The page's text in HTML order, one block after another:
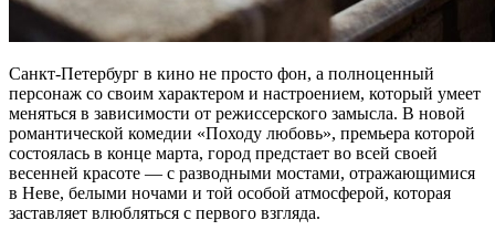
Санкт-Петербург в кино не просто фон, а полноценный
персонаж со своим характером и настроением, который умеет
меняться в зависимости от режиссерского замысла. В новой
романтической комедии «Походу любовь», премьера которой
состоялась в конце марта, город предстает во всей своей
весенней красоте — с разводными мостами, отражающимися
в Неве, белыми ночами и той особой атмосферой, которая
заставляет влюбляться с первого взгляда.